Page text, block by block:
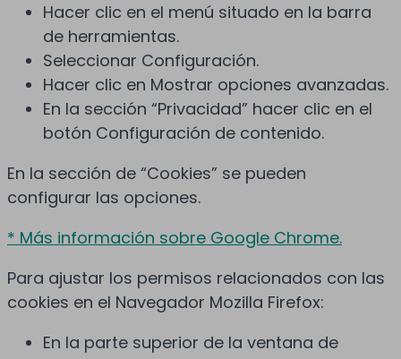
Hacer clic en el menú situado en la barra
de herramientas.
Seleccionar Configuración.
Hacer clic en Mostrar opciones avanzadas.
En la sección “Privacidad” hacer clic en el
botón Configuración de contenido.
En la sección de “Cookies” se pueden
configurar las opciones.
* Más información sobre Google Chrome.
Para ajustar los permisos relacionados con las
cookies en el Navegador Mozilla Firefox:
En la parte superior de la ventana de